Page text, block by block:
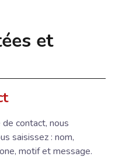
et
contact, nous
saisissez : nom,
motif et message.